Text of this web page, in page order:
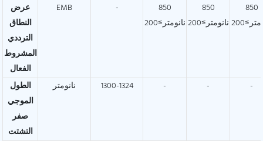
عرض
النطاق
الترددي
المشروط
الفعال
EMB -
850
نانومتر≥200
850
نانومتر≥200
850
الطول
الموجي
صفر
التشتت
نانومتر 1300-1324 - - -